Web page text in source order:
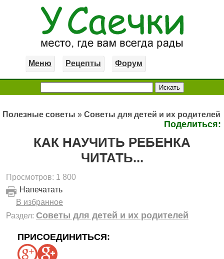
Меню Рецепты Форум
Полезные советы » Советы для детей и их родителей
Поделиться:
КАК НАУЧИТЬ РЕБЕНКА
ЧИТАТЬ...
Просмотров: 1 800
Напечатать
В избранное
Раздел: Советы для детей и их родителей
ПРИСОЕДИНИТЬСЯ: